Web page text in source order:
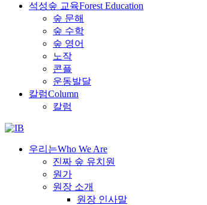
석성숲 교육Forest Education
숲 문해
숲 수학
숲 영어
노작
콘플
운동발달
칼럼Column
칼럼
우리는Who We Are
진짜 숲 유치원
원가
원장 소개
원장 인사말